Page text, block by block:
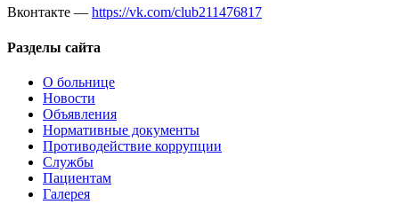
Вконтакте — https://vk.com/club211476817
Разделы сайта
О больнице
Новости
Объявления
Нормативные документы
Противодействие коррупции
Службы
Пациентам
Галерея